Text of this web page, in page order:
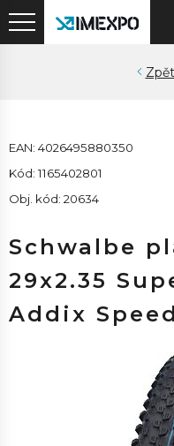
EAN: 4026495880350
Kód: 1165402801
Obj. kód: 20634
Schwalbe
29x2.35
Addix